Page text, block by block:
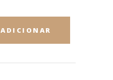
ADICIONAR